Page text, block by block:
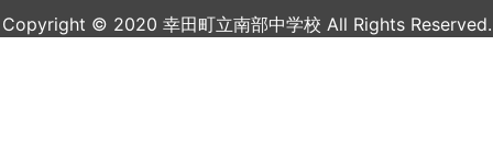
Copyright © 2020 幸田町立南部中学校 All Rights Reserved.